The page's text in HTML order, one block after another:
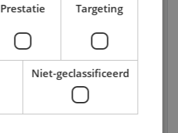
Advanced Products Davit
Prestatie Targeting
Niet-geclassificeerd